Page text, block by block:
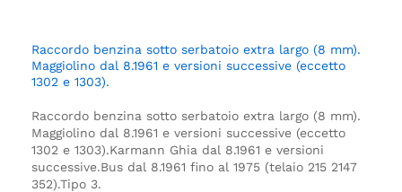
Raccordo benzina sotto serbatoio extra largo (8 mm).
Maggiolino dal 8.1961 e versioni successive (eccetto
1302 e 1303).
Raccordo benzina sotto serbatoio extra largo (8 mm).
Maggiolino dal 8.1961 e versioni successive (eccetto
1302 e 1303).Karmann Ghia dal 8.1961 e versioni
successive.Bus dal 8.1961 fino al 1975 (telaio 215 2147
352).Tipo 3.